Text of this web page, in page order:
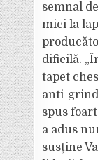
semnal
mici la
dificilă.
tapet
anti-
spus
a adus
susține